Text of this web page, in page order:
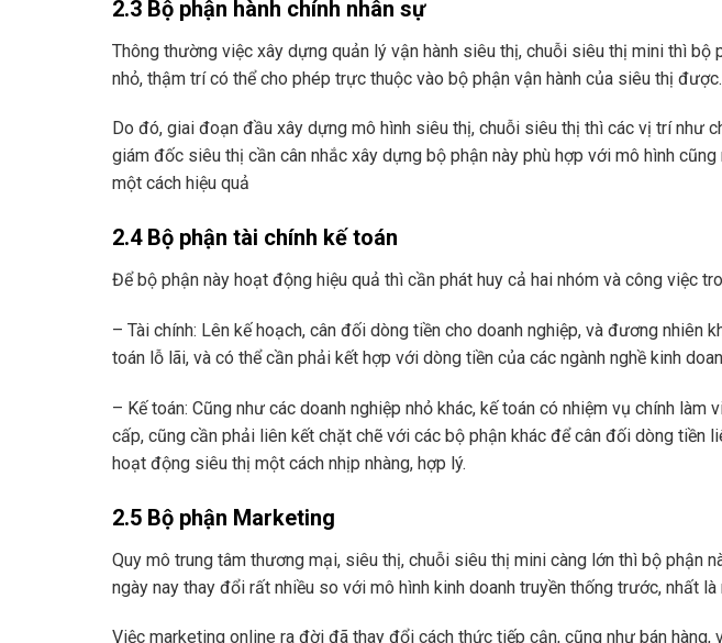
2.3 Bộ phận hành chính nhân sự
Thông thường việc xây dựng quản lý vận hành siêu thị, chuỗi siêu thị mini thì bộ
nhỏ, thậm trí có thể cho phép trực thuộc vào bộ phận vận hành của siêu thị được.
Do đó, giai đoạn đầu xây dựng mô hình siêu thị, chuỗi siêu thị thì các vị trí như
giám đốc siêu thị cần cân nhắc xây dựng bộ phận này phù hợp với mô hình
một cách hiệu quả
2.4 Bộ phận tài chính kế toán
Để bộ phận này hoạt động hiệu quả thì cần phát huy cả hai nhóm và công việc
– Tài chính: Lên kế hoạch, cân đối dòng tiền cho doanh nghiệp, và đương nhiên
toán lỗ lãi, và có thể cần phải kết hợp với dòng tiền của các ngành nghề kinh
– Kế toán: Cũng như các doanh nghiệp nhỏ khác, kế toán có nhiệm vụ chính làm
cấp, cũng cần phải liên kết chặt chẽ với các bộ phận khác để cân đối dòng tiền
hoạt động siêu thị một cách nhịp nhàng, hợp lý.
2.5 Bộ phận Marketing
Quy mô trung tâm thương mại, siêu thị, chuỗi siêu thị mini càng lớn thì bộ phận
ngày nay thay đổi rất nhiều so với mô hình kinh doanh truyền thống trước, nhất
Việc marketing online ra đời đã thay đổi cách thức tiếp cận, cũng như bán hàng,